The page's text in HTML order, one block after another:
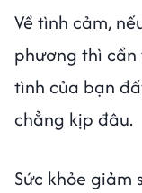
Về tình cảm,
phương thì cẩn
tình của bạn
chẳng kịp đâu.
Sức khỏe giảm